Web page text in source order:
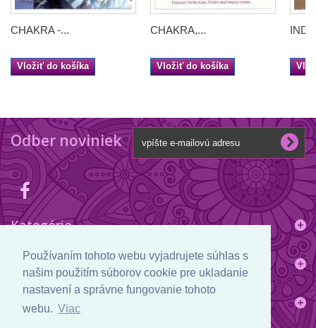
Používaním tohoto webu vyjadrujete súhlas s
našim použitím súborov cookie pre ukladanie
nastavení a správne fungovanie tohoto
webu. Viac
CHAKRA -...
Vložiť do košíka
CHAKRA,...
Vložiť do košíka
Odber noviniek
Kategórie
Informácie
Informácie o obchode